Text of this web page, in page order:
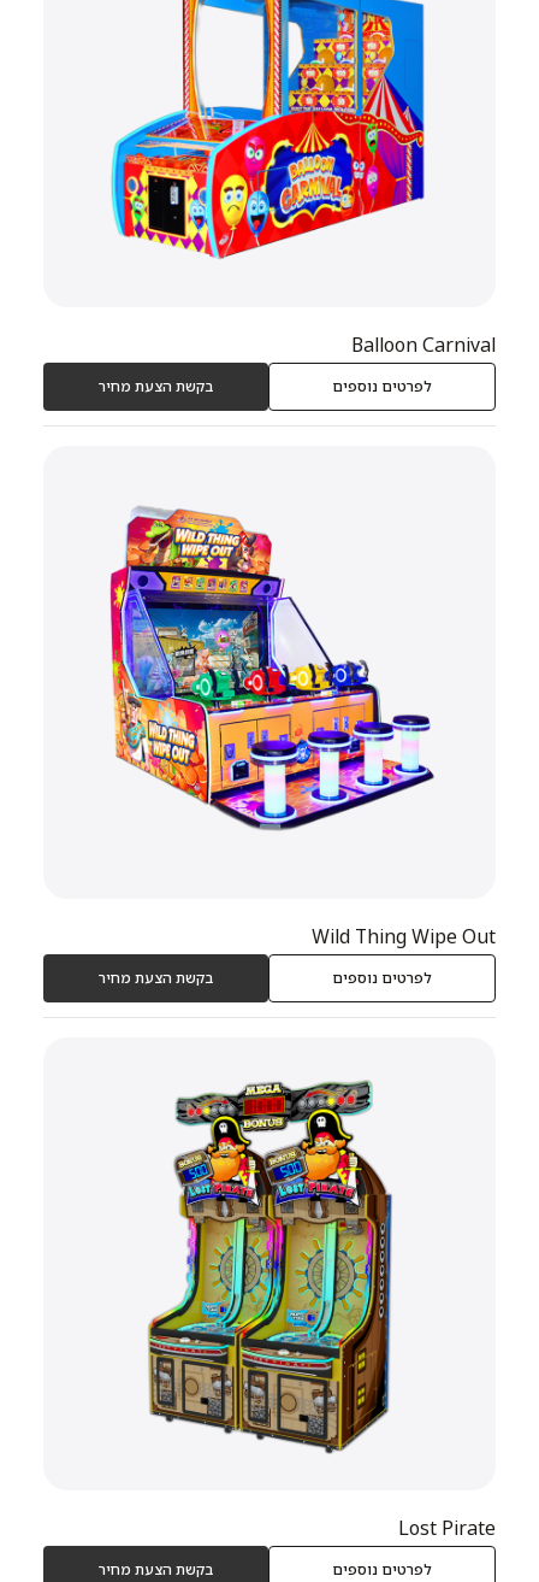
Balloon Carnival
לפרטים נוספים בקשת הצעת מחיר
Wild Thing Wipe Out
לפרטים נוספים בקשת הצעת מחיר
Lost Pirate
לפרטים נוספים בקשת הצעת מחיר